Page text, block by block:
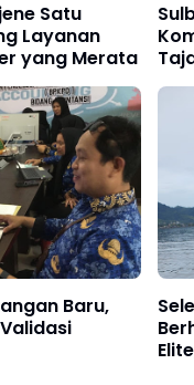
Satu
Layanan
yang Merata
Baru,